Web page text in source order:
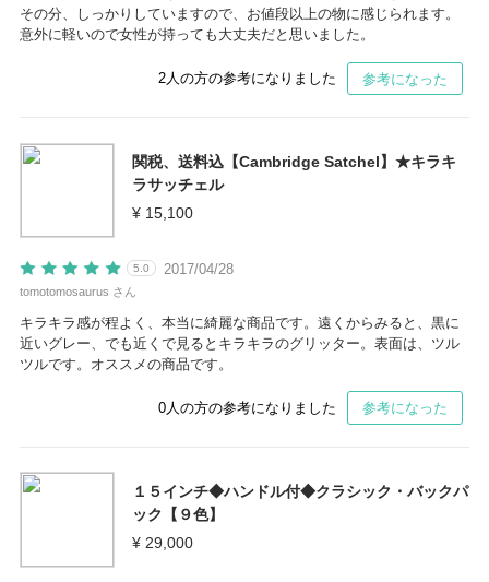
その分、しっかりしていますので、お値段以上の物に感じられます。
意外に軽いので女性が持っても大丈夫だと思いました。
2人の方の参考になりました 参考になった
関税、送料込【Cambridge Satchel】★キラキ
ラサッチェル
¥ 15,100
2017/04/28
5.0
tomotomosaurus さん
キラキラ感が程よく、本当に綺麗な商品です。遠くからみると、黒に
近いグレー、でも近くで見るとキラキラのグリッター。表面は、ツル
ツルです。オススメの商品です。
0 人の方の参考になりました 参考になった
１５インチ◆ハンドル付◆クラシック・バックパ
ック【９色】
¥ 29,000